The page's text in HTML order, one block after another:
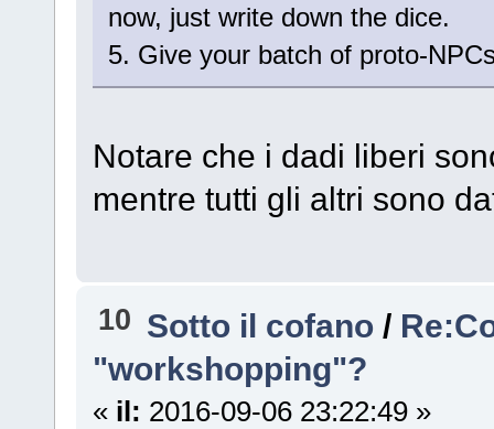
now, just write down the dice.
5. Give your batch of proto-
Notare che i dadi liberi
mentre tutti gli altri sono
10 Sotto il cofano /
"workshopping"?
« il: 2016-09-06 23:22:49 »